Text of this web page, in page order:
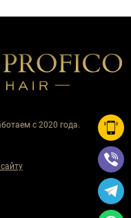
с 2020 года.